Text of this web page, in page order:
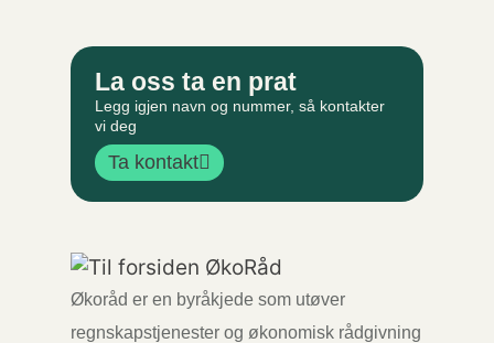
La oss ta en prat
Legg igjen navn og nummer, så kontakter
vi deg
Ta kontakt
Økoråd er en byråkjede som utøver
regnskapstjenester og økonomisk rådgivning